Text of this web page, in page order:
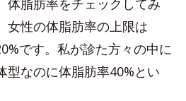
体脂肪率をチェックしてみ
女性の体脂肪率の上限は
です。私が診た方々の中に
型なのに体脂肪率40%とい